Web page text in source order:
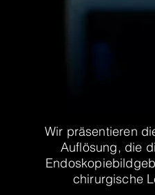
Wir präsentieren
Auflösung, die
chirurgische